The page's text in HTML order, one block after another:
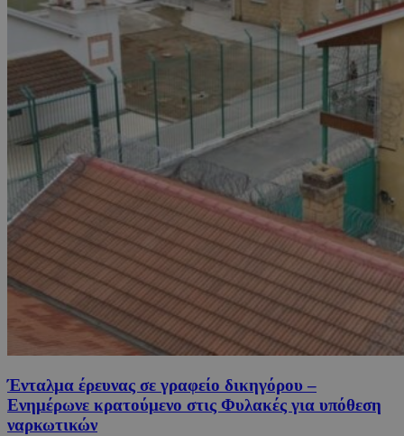
Ένταλμα έρευνας σε γραφείο δικηγόρου –
Ενημέρωνε κρατούμενο στις Φυλακές για υπόθεση
ναρκωτικών